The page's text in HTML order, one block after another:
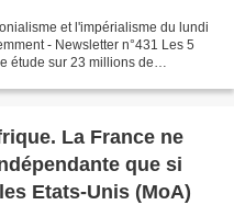
et l'impérialisme du lundi
- Newsletter n°431 Les 5
étude sur 23 millions de
La France ne
que si
Etats-Unis (MoA)